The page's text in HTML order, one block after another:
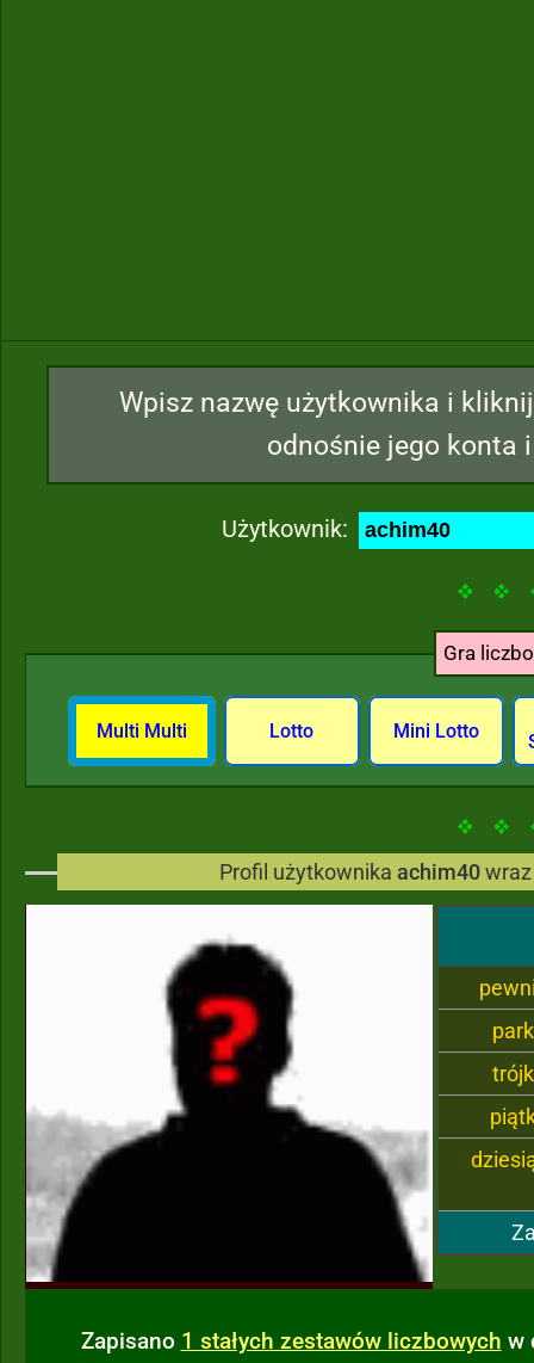
Wpisz nazwę użytkownika i
odnośnie jego konta
Użytkownik:
Gra
Multi Multi Lotto Mini Lotto
Profil użytkownika achim40
Zapisano 1 stałych zestawów liczbowych w